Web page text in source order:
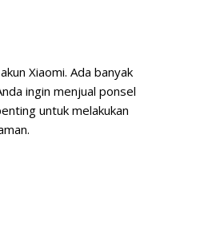
Xiaomi. Ada banyak
ingin menjual ponsel
untuk melakukan